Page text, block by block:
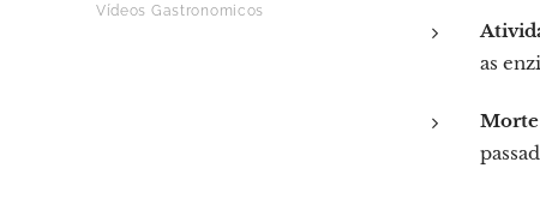
Vídeos Gastronomicos
as